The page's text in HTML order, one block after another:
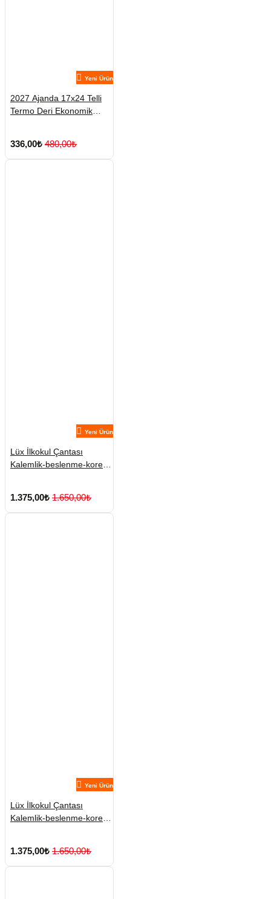
Yeni Ürün
2027 Ajanda 17x24 Telli
Termo Deri Ekonomik
336,00₺ 480,00₺
Yeni Ürün
Lüx İlkokul Çantası
Kalemlik-beslenme-kore
1.375,00₺ 1.650,00₺
Yeni Ürün
Lüx İlkokul Çantası
Kalemlik-beslenme-kore
1.375,00₺ 1.650,00₺